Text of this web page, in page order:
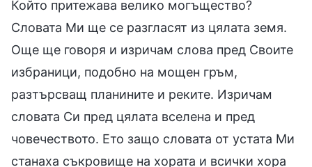
Който притежава велико могъщество?
Словата Ми ще се разгласят из цялата земя.
Още ще говоря и изричам слова пред Своите
избраници, подобно на мощен гръм,
разтърсващ планините и реките. Изричам
словата Си пред цялата вселена и пред
човечеството. Ето защо словата от устата Ми
станаха съкровище на хората и всички хора